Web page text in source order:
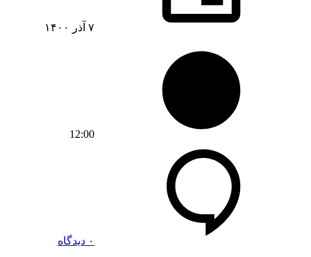
۷ آذر ۱۴۰۰
12:00
۰ دیدگاه